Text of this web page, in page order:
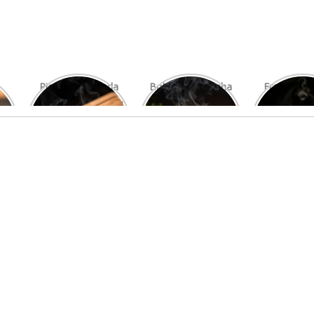
Picanha Grelhada
com Chimichurri
Bolo de Pamonha
na Palha
Frango
com